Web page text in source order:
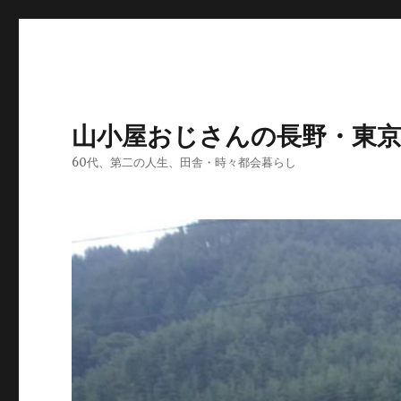
山小屋おじさんの長野・東
60代、第二の人生、田舎・時々都会暮らし